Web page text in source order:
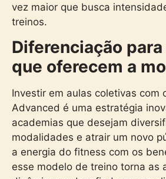
vez maior que busca
treinos.
Diferenciação
que oferecem a
Investir em aulas coletivas com
Advanced é uma estratégia
academias que desejam
modalidades e atrair um novo
a energia do fitness com os
esse modelo de treino torna as